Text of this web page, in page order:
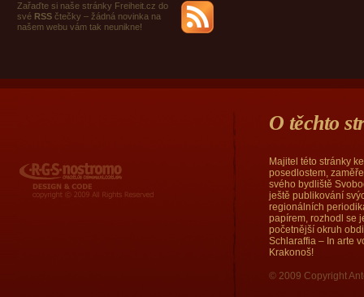
Zařaďte si naše stránky Freiheit.cz do
své RSS čtečky – žádná novinka na
našem webu vám tak neunikne!
RGS Nostromo
O těchto
Majitel této stránky
posedlostem,
svého bydliště
ještě publikování
regionálních
papírem, rozhodl se
početnější okruh
Schlaraffia – In arte
Krakonoš!
© 2009 Copyright